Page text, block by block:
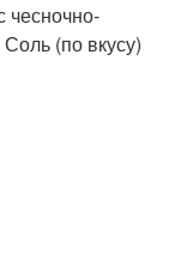
чесночно-
(по вкусу)